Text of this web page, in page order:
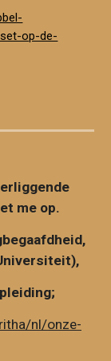
op-de-
me op.
nl/onze-